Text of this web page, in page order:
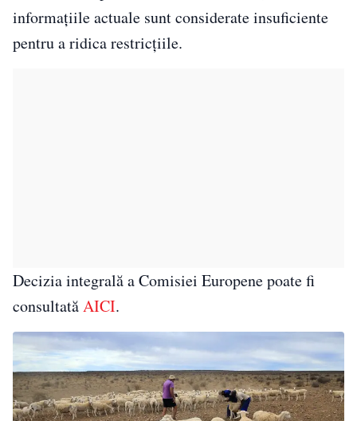
informațiile actuale sunt considerate insuficiente
pentru a ridica restricțiile.
Decizia integrală a Comisiei Europene poate fi
consultatăAICI.